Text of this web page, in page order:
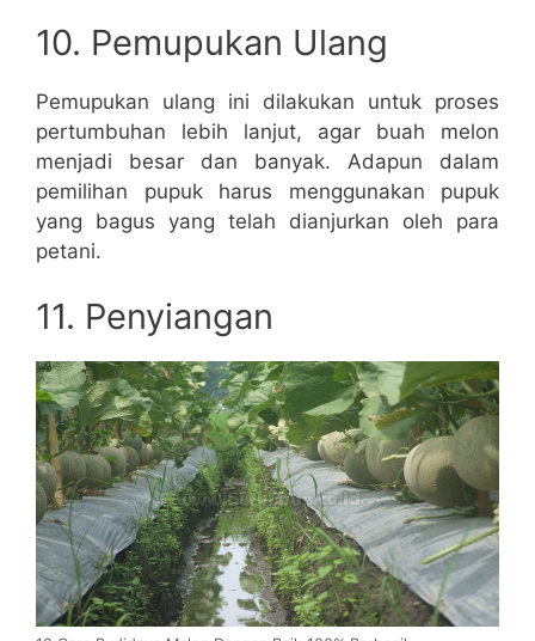
10. Pemupukan Ulang
Pemupukan ulang ini dilakukan untuk proses
pertumbuhan lebih lanjut, agar buah melon
menjadi besar dan banyak. Adapun dalam
pemilihan pupuk harus menggunakan pupuk
yang bagus yang telah dianjurkan oleh para
petani.
11. Penyiangan